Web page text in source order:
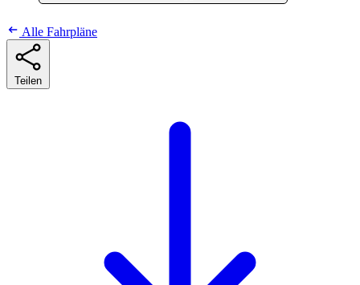
Alle Fahrpläne
Teilen